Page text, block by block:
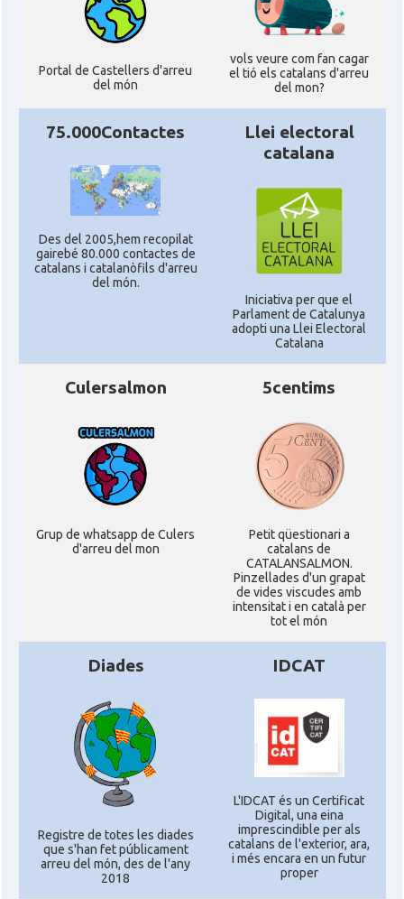
Portal de Castellers d'arreu
del món
vols veure com fan cagar
el tió els catalans d'arreu
del mon?
75.000Contactes
Des del 2005,hem recopilat
gairebé 80.000 contactes de
catalans i catalanòfils d'arreu
del món.
Llei electoral
catalana
Iniciativa per que el
Parlament de Catalunya
adopti una Llei Electoral
Catalana
Culersalmon
Grup de whatsapp de Culers
d'arreu del mon
5centims
Petit qüestionari a
catalans de
CATALANSALMON.
Pinzellades d'un grapat
de vides viscudes amb
intensitat i en català per
tot el món
Diades
Registre de totes les diades
que s'han fet públicament
arreu del món, des de l'any
2018
IDCAT
L'IDCAT és un Certificat
Digital, una eina
imprescindible per als
catalans de l'exterior, ara,
i més encara en un futur
proper